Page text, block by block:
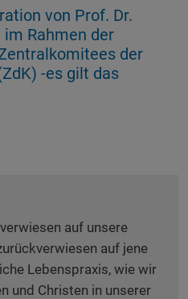
von Prof. Dr.
Rahmen der
der
-es gilt das
auf unsere
auf jene
Lebenspraxis, wie wir
und Christen in unserer